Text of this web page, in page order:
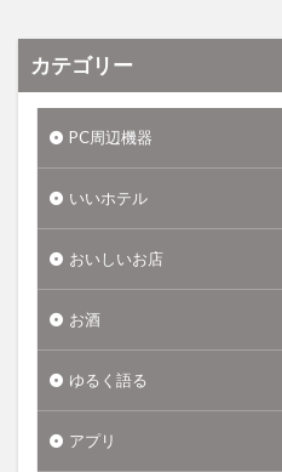
カテゴリー
PC周辺機器
いいホテル
おいしいお店
お酒
ゆるく語る
アプリ